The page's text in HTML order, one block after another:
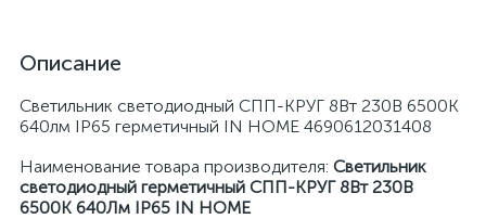
Описание
Светильник светодиодный СПП-КРУГ 8Вт 230В 6500К
640лм IP65 герметичный IN HOME 4690612031408
Наименование товара производителя: Светильник
светодиодный герметичный СПП-КРУГ 8Вт 230В
6500К 640Лм IP65 IN HOME